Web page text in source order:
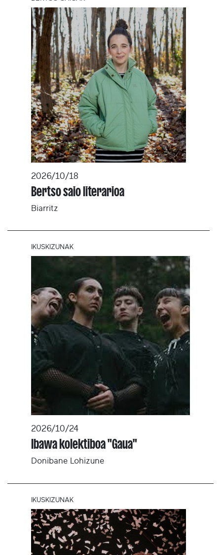
2026/10/18
Bertso saio literarioa
Biarritz
IKUSKIZUNAK
2026/10/24
Ibawa kolektiboa "Gaua"
Donibane Lohizune
IKUSKIZUNAK